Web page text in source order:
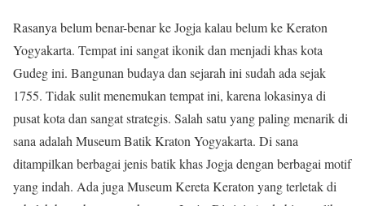
Rasanya belum benar-benar ke Jogja kalau belum ke Keraton
Yogyakarta. Tempat ini sangat ikonik dan menjadi khas kota
Gudeg ini. Bangunan budaya dan sejarah ini sudah ada sejak
1755. Tidak sulit menemukan tempat ini, karena lokasinya di
pusat kota dan sangat strategis. Salah satu yang paling menarik di
sana adalah Museum Batik Kraton Yogyakarta. Di sana
ditampilkan berbagai jenis batik khas Jogja dengan berbagai motif
yang indah. Ada juga Museum Kereta Keraton yang terletak di